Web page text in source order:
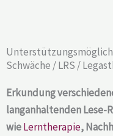
Schwäche / LRS /
Erkundung
langanhaltenden
wieLerntherapie,